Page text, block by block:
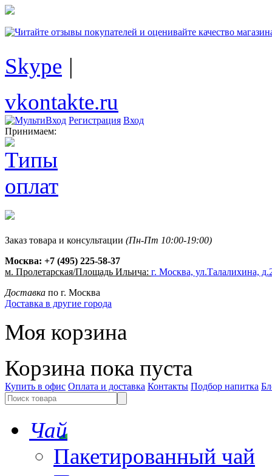
Skype |
vkontakte.ru
Регистрация Вход
Принимаем:
Заказ товара и консультации (Пн-Пт 10:00-19:00)
Москва: +7 (495) 225-58-37
м. Пролетарская/Площадь Ильича: г. Москва, ул.Талалихина,
Доставка по г. Москва
Доставка в другие города
Моя корзина
Корзина пока пуста
Купить в офис Оплата и доставка Контакты Подбор напитка
Чай
Пакетированный чай